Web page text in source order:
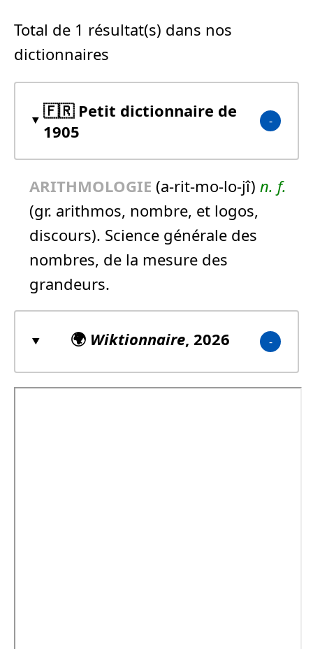
Total de 1 résultat(s) dans nos
dictionnaires
🇫🇷 Petit dictionnaire de
1905
ARITHMOLOGIE (a-rit-mo-lo-jî) n. f.
(gr. arithmos, nombre, et logos,
discours). Science générale des
nombres, de la mesure des
grandeurs.
🌍 Wiktionnaire, 2026